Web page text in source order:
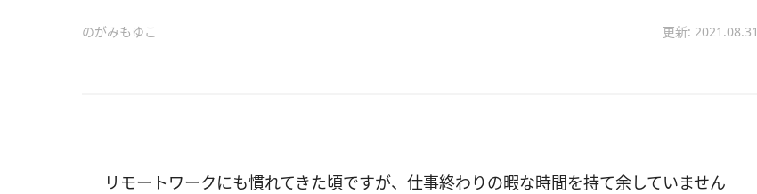
のがみもゆこ 更新: 2021.08.31
リモートワークにも慣れてきた頃ですが、仕事終わりの暇な時間を持て余していません